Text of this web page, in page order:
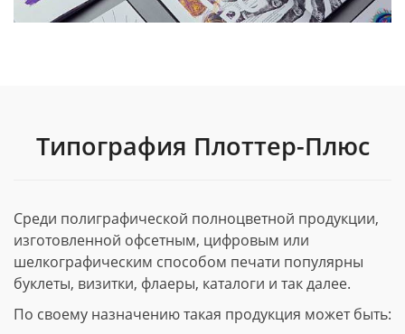
Типография Плоттер-Плюс
Среди полиграфической полноцветной продукции,
изготовленной офсетным, цифровым или
шелкографическим способом печати популярны
буклеты, визитки, флаеры, каталоги и так далее.
По своему назначению такая продукция может быть: